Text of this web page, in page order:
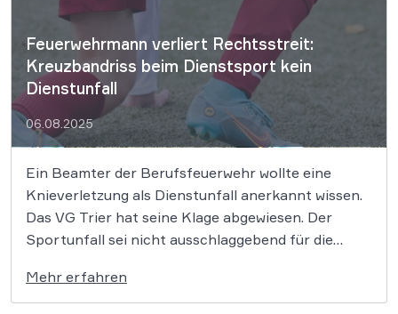
Feuerwehrmann verliert Rechtsstreit:
Kreuzbandriss beim Dienstsport kein
Dienstunfall
06.08.2025
Ein Beamter der Berufsfeuerwehr wollte eine
Knieverletzung als Dienstunfall anerkannt wissen.
Das VG Trier hat seine Klage abgewiesen. Der
Sportunfall sei nicht ausschlaggebend für die
vorgeschädigt gewesen. Ein Feuerwehrbeamter aus
Rheinland-Pfalz hatte vor dem Verwaltungsgericht
Mehr erfahren